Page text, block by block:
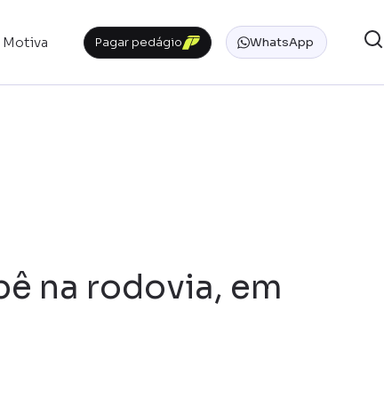
Motiva Pagar pedágio WhatsApp
na rodovia, em